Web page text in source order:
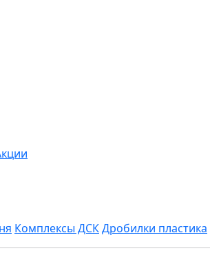
Комплексы ДСКДробилки пластика